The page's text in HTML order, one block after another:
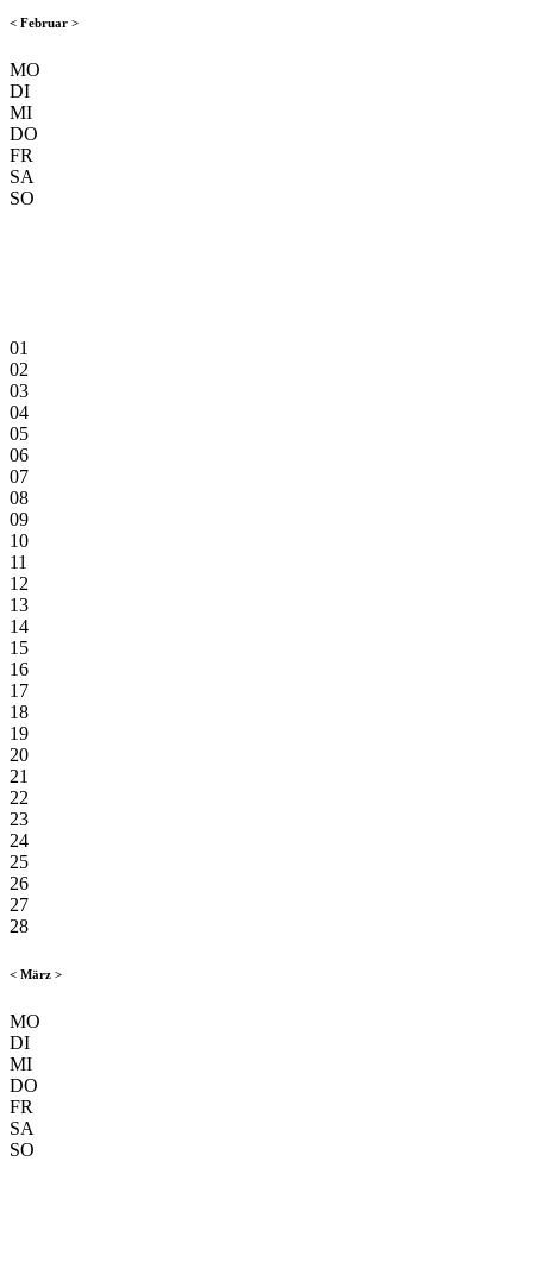
< Februar >
MO
DI
MI
DO
FR
SA
SO
01
02
03
04
05
06
07
08
09
10
11
12
13
14
15
16
17
18
19
20
21
22
23
24
25
26
27
28
< März >
MO
DI
MI
DO
FR
SA
SO